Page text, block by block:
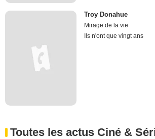
Troy Donahue
Mirage de la vie
Ils n'ont que vingt ans
Toutes les actus Ciné &